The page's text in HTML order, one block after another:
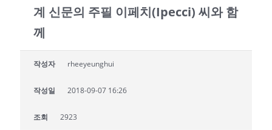
계 신문의 주필 이페치(Ipecci) 씨와 함
께
작성자 rheeyeunghui
작성일 2018-09-07 16:26
조회 2923